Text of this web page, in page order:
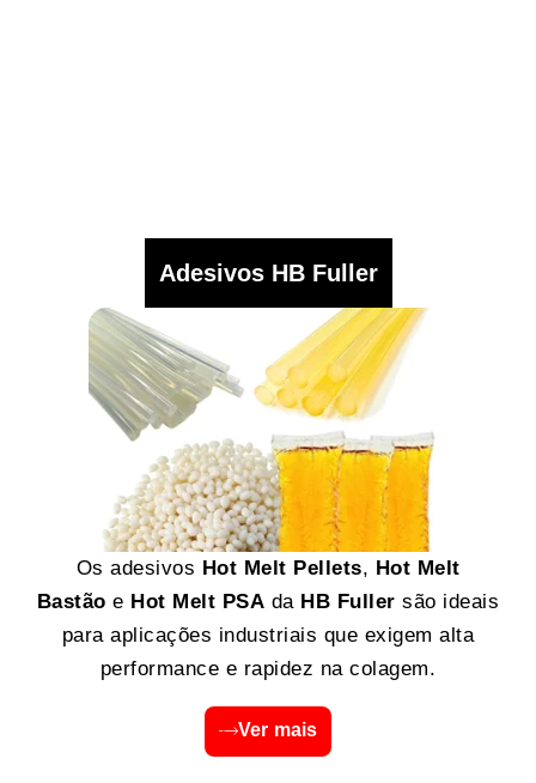
Adesivos HB Fuller
Os adesivos Hot Melt Pellets, Hot Melt
Bastão e Hot Melt PSA da HB Fuller são ideais
para aplicações industriais que exigem alta
performance e rapidez na colagem.
Ver mais